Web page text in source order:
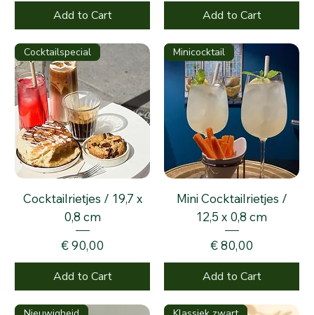
Add to Cart Add to Cart
Cocktailspecial
Cocktailrietjes / 19,7 x
0,8 cm
Price
€ 90,00
Add to Cart
Minicocktail
Mini Cocktailrietjes /
12,5 x 0,8 cm
Price
€ 80,00
Add to Cart